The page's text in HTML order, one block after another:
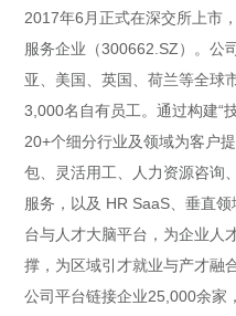
2017年6月正式在深交所上市
服务企业（300662.SZ）。公
亚、美国、英国、荷兰等全球
3,000名自有员工。通过构建“
20+个细分行业及领域为客户
包、灵活用工、人力资源咨询
服务，以及 HR SaaS、垂直
台与人才大脑平台，为企业人
撑，为区域引才就业与产才融
公司平台链接企业25,000余家